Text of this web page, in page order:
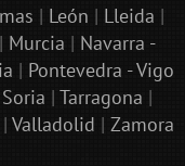
| León | Lleida |
| Murcia | Navarra -
| Pontevedra - Vigo
Soria | Tarragona |
| Valladolid | Zamora